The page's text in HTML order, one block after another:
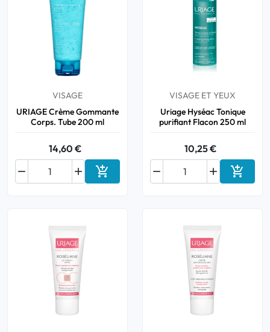
VISAGE
URIAGE Crème Gommante
Corps. Tube 200 ml
14,60 €

 Ajouter au panier
VISAGE ET YEUX
Uriage Hyséac Tonique
purifiant Flacon 250 ml
10,25 €

 